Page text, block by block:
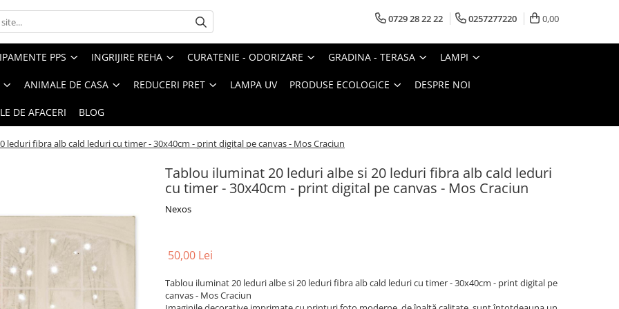
0729 28 22 22 0257277220 0,00
PPS INGRIJIRE REHA CURATENIE - ODORIZARE GRADINA - TERASA LAMPI
ANIMALE DE CASA REDUCERI PRET LAMPA UV PRODUSE ECOLOGICE DESPRE NOI
DE AFACERI BLOG
leduri fibra alb cald leduri cu timer - 30x40cm - print digital pe canvas - Mos Craciun
Tablou iluminat 20 leduri albe si 20 leduri fibra alb cald leduri
cu timer - 30x40cm - print digital pe canvas - Mos Craciun
Nexos
50,00 Lei
Tablou iluminat 20 leduri albe si 20 leduri fibra alb cald leduri cu timer - 30x40cm - print digital pe
canvas - Mos Craciun